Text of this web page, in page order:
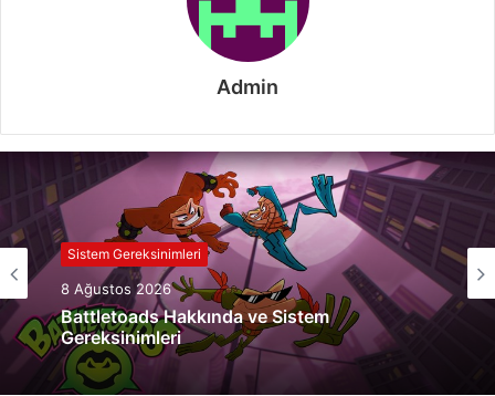
Admin
Sistem Gereksinimleri
8 Ağustos 2026
Battletoads Hakkında ve Sistem
Gereksinimleri